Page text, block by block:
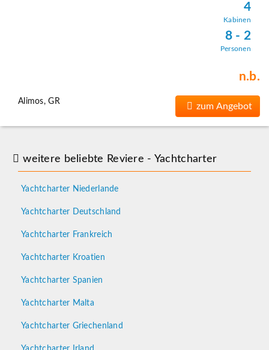
4
Kabinen
8 - 2
Personen
n.b.
Alimos, GR zum Angebot
weitere beliebte Reviere - Yachtcharter
Yachtcharter Niederlande
Yachtcharter Deutschland
Yachtcharter Frankreich
Yachtcharter Kroatien
Yachtcharter Spanien
Yachtcharter Malta
Yachtcharter Griechenland